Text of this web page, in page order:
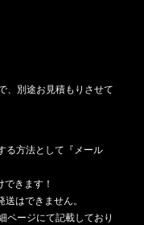
、別途お見積もりさせて
る方法として『メール
できます！
はできません。
ページにて記載しており